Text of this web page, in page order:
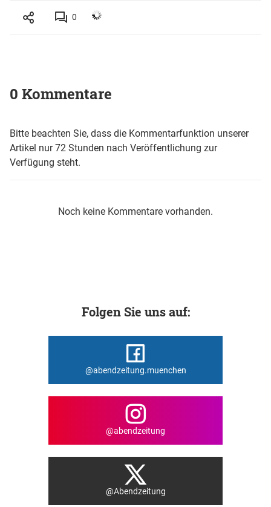
0
0 Kommentare
Bitte beachten Sie, dass die Kommentarfunktion unserer
Artikel nur 72 Stunden nach Veröffentlichung zur
Verfügung steht.
Noch keine Kommentare vorhanden.
Folgen Sie uns auf:
@abendzeitung.muenchen
@abendzeitung
@Abendzeitung